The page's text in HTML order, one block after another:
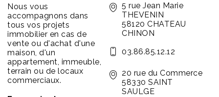
Nous vous
accompagnons dans
tous vos projets
immobilier en cas de
vente ou d'achat d'une
maison, d'un
appartement, immeuble,
terrain ou de locaux
commerciaux.
5 rue Jean Marie
THEVENIN
58120 CHATEAU
CHINON
03.86.85.12.12
20 rue du Commerce
58330 SAINT
SAULGE